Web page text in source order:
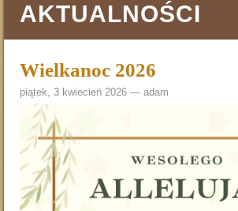
AKTUALNOŚCI
Wielkanoc 2026
piątek, 3 kwiecień 2026 — adam